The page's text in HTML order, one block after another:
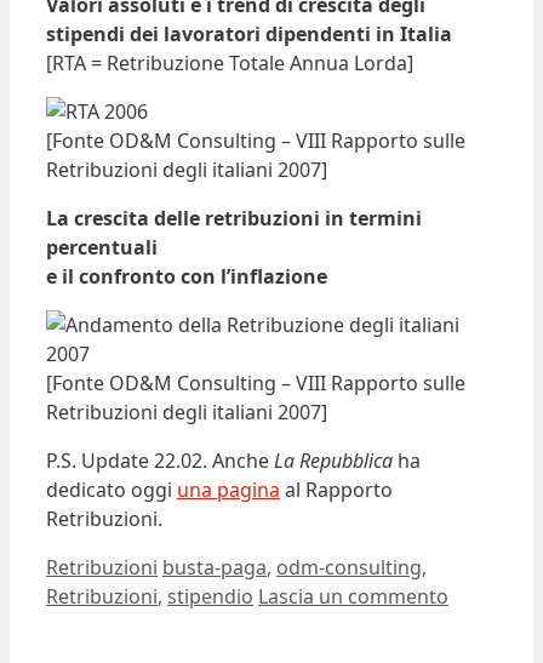
stipendi dei lavoratori dipendenti in Italia
[RTA = Retribuzione Totale Annua Lorda]
[Fonte OD&M Consulting – VIII Rapporto sulle
Retribuzioni degli italiani 2007]
La crescita delle retribuzioni in termini
percentuali
e il confronto con l’inflazione
[Fonte OD&M Consulting – VIII Rapporto sulle
Retribuzioni degli italiani 2007]
P.S. Update 22.02. AncheLa Repubblica ha
dedicato oggi una pagina al Rapporto
Retribuzioni.
Categorie
Retribuzioni Tag
busta-paga, odm-consulting,
Retribuzioni, stipendio Lascia un commento